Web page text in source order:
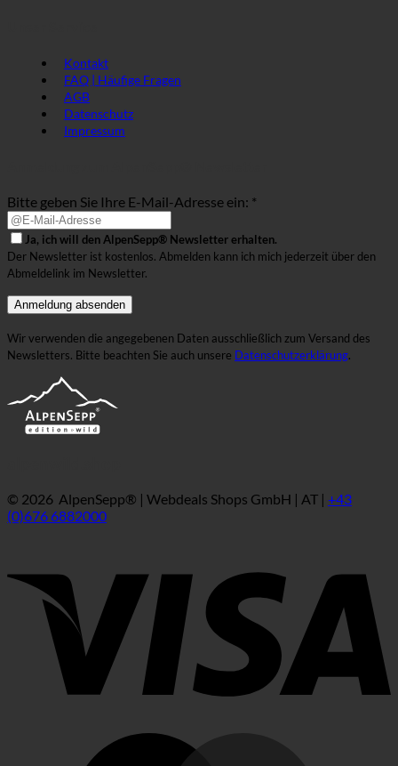
Kontakt
FAQ | Häufige Fragen
AGB
Datenschutz
Impressum
Bitte geben Sie Ihre E-Mail-Adresse ein: *
Ja, ich will den AlpenSepp® Newsletter erhalten.
Der Newsletter ist kostenlos. Abmelden kann ich mich jederzeit über den
Abmeldelink im Newsletter.
Wir verwenden die angegebenen Daten ausschließlich zum Versand des
Newsletters. Bitte beachten Sie auch unsere Datenschutzerklärung.
© 2026 AlpenSepp® | Webdeals Shops GmbH | AT | +43
(0)676 6882000